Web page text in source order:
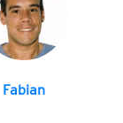
Fabian